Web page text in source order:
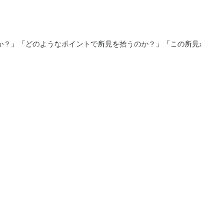
」「どのようなポイントで所見を拾うのか？」「この所